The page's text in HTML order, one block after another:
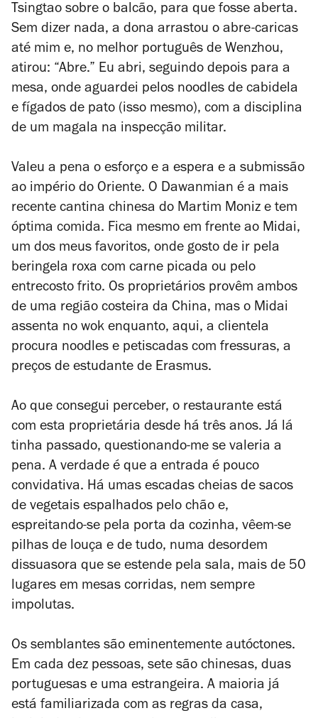
Tsingtao sobre o balcão, para que fosse aberta.
Sem dizer nada, a dona arrastou o abre-caricas
até mim e, no melhor português de Wenzhou,
atirou: “Abre.” Eu abri, seguindo depois para a
mesa, onde aguardei pelos noodles de cabidela
e fígados de pato (isso mesmo), com a disciplina
de um magala na inspecção militar.
Valeu a pena o esforço e a espera e a submissão
ao império do Oriente. O Dawanmian é a mais
recente cantina chinesa do Martim Moniz e tem
óptima comida. Fica mesmo em frente ao Midai,
um dos meus favoritos, onde gosto de ir pela
beringela roxa com carne picada ou pelo
entrecosto frito. Os proprietários provêm ambos
de uma região costeira da China, mas o Midai
assenta no wok enquanto, aqui, a clientela
procura noodles e petiscadas com fressuras, a
preços de estudante de Erasmus.
Ao que consegui perceber, o restaurante está
com esta proprietária desde há três anos. Já lá
tinha passado, questionando-me se valeria a
pena. A verdade é que a entrada é pouco
convidativa. Há umas escadas cheias de sacos
de vegetais espalhados pelo chão e,
espreitando-se pela porta da cozinha, vêem-se
pilhas de louça e de tudo, numa desordem
dissuasora que se estende pela sala, mais de 50
lugares em mesas corridas, nem sempre
impolutas.
Os semblantes são eminentemente autóctones.
Em cada dez pessoas, sete são chinesas, duas
portuguesas e uma estrangeira. A maioria já
está familiarizada com as regras da casa,